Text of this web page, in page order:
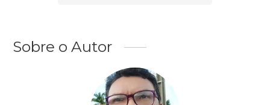
Sobre o Autor